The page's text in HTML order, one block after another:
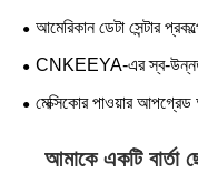
পাওয়ার গ্রিডকে শক্তিশালী করে
আমেরিকান ডেটা সেন্টার
CNKEEYA-এর স্ব-উন্নত
ডেটা সেন্টারে স্থায়ী হয়েছে
মেক্সিকোর পাওয়ার
আমাকে একটি বার্তা